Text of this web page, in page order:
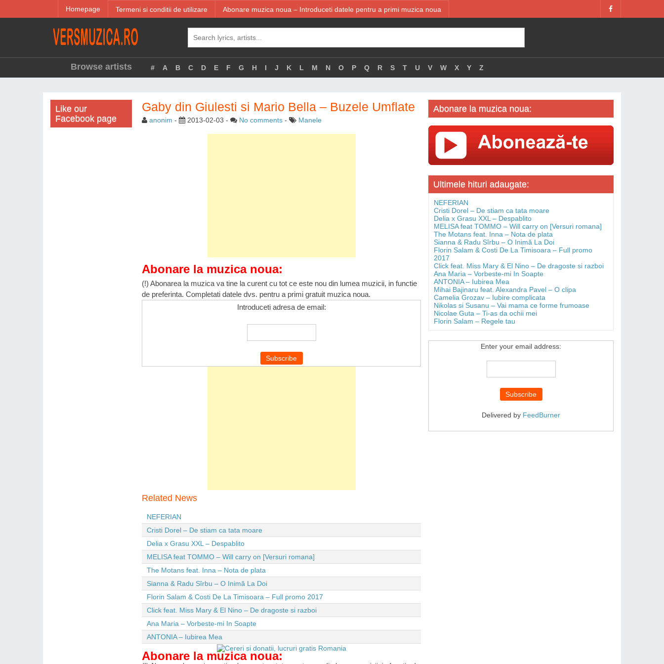
Homepage Termeni si conditii de utilizare Abonare muzica noua – Introduceti datele pentru a primi muzica noua
Browse artists # A B C D E F G H I J K L M N O P Q R S T U V W X Y Z
Like our
Facebook page
Gaby din Giulesti si Mario Bella – Buzele Umflate
anonim - 2013-02-03 - No comments - Manele
Abonare la muzica noua:
(!) Abonarea la muzica va tine la curent cu tot ce este nou din lumea muzicii, in functie
de preferinta. Completati datele dvs. pentru a primi gratuit muzica noua.
Introduceti adresa de email:
Related News
NEFERIAN
Cristi Dorel – De stiam ca tata moare
Delia x Grasu XXL – Despablito
MELISA feat TOMMO – Will carry on [Versuri romana]
The Motans feat. Inna – Nota de plata
Sianna & Radu Sîrbu – O Inimă La Doi
Florin Salam & Costi De La Timisoara – Full promo 2017
Click feat. Miss Mary & El Nino – De dragoste si razboi
Ana Maria – Vorbeste-mi In Soapte
ANTONIA – Iubirea Mea
Abonare la muzica noua:
Abonare la muzica noua:
Ultimele hituri adaugate:
NEFERIAN
Cristi Dorel – De stiam ca tata moare
Delia x Grasu XXL – Despablito
MELISA feat TOMMO – Will carry on [Versuri romana]
The Motans feat. Inna – Nota de plata
Sianna & Radu Sîrbu – O Inimă La Doi
Florin Salam & Costi De La Timisoara – Full promo
2017
Click feat. Miss Mary & El Nino – De dragoste si razboi
Ana Maria – Vorbeste-mi In Soapte
ANTONIA – Iubirea Mea
Mihai Bajinaru feat. Alexandra Pavel – O clipa
Camelia Grozav – Iubire complicata
Nikolas si Susanu – Vai mama ce forme frumoase
Nicolae Guta – Ti-as da ochii mei
Florin Salam – Regele tau
Enter your email address:
Delivered by FeedBurner